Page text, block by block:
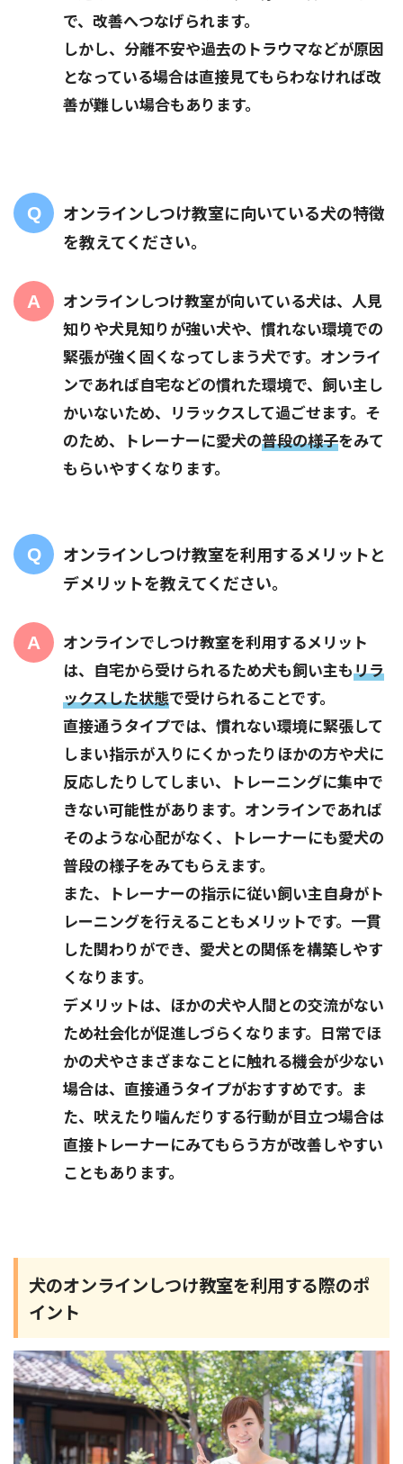
で、改善へつなげられます。
しかし、分離不安や過去のトラウマなどが原因
となっている場合は直接見てもらわなければ改
善が難しい場合もあります。
オンラインしつけ教室に向いている犬の特徴
を教えてください。
オンラインしつけ教室が向いている犬は、人見
知りや犬見知りが強い犬や、慣れない環境での
緊張が強く固くなってしまう犬です。オンライ
ンであれば自宅などの慣れた環境で、飼い主し
かいないため、リラックスして過ごせます。そ
のため、トレーナーに愛犬の普段の様子をみて
もらいやすくなります。
オンラインしつけ教室を利用するメリットと
デメリットを教えてください。
オンラインでしつけ教室を利用するメリット
は、自宅から受けられるため犬も飼い主もリラ
ックスした状態で受けられることです。
直接通うタイプでは、慣れない環境に緊張して
しまい指示が入りにくかったりほかの方や犬に
反応したりしてしまい、トレーニングに集中で
きない可能性があります。オンラインであれば
そのような心配がなく、トレーナーにも愛犬の
普段の様子をみてもらえます。
また、トレーナーの指示に従い飼い主自身がト
レーニングを行えることもメリットです。一貫
した関わりができ、愛犬との関係を構築しやす
くなります。
デメリットは、ほかの犬や人間との交流がない
ため社会化が促進しづらくなります。日常でほ
かの犬やさまざまなことに触れる機会が少ない
場合は、直接通うタイプがおすすめです。ま
た、吠えたり噛んだりする行動が目立つ場合は
直接トレーナーにみてもらう方が改善しやすい
こともあります。
犬のオンラインしつけ教室を利用する際のポ
イント